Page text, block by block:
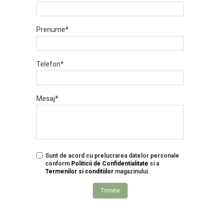
Prenume*
Telefon*
Mesaj*
Sunt de acord cu prelucrarea datelor personale
conform Politicii de Confidentialitate si a
Termenilor si conditiilor magazinului.
Trimite